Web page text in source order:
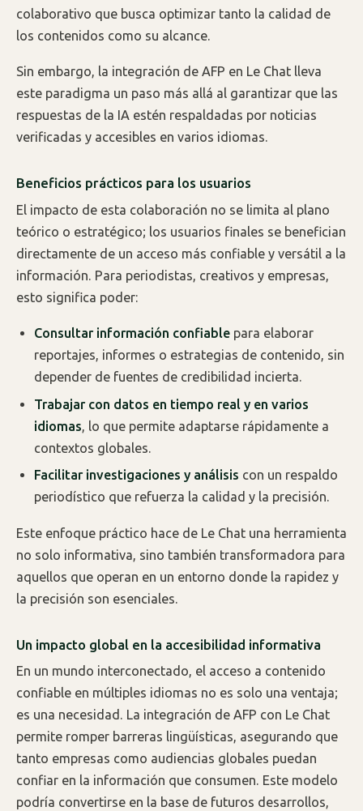
colaborativo que busca optimizar tanto la calidad de
los contenidos como su alcance.
Sin embargo, la integración de AFP en Le Chat lleva
este paradigma un paso más allá al garantizar que las
respuestas de la IA estén respaldadas por noticias
verificadas y accesibles en varios idiomas.
Beneficios prácticos para los usuarios
El impacto de esta colaboración no se limita al plano
teórico o estratégico; los usuarios finales se benefician
directamente de un acceso más confiable y versátil a la
información. Para periodistas, creativos y empresas,
esto significa poder:
Consultar información confiable para elaborar
reportajes, informes o estrategias de contenido, sin
depender de fuentes de credibilidad incierta.
Trabajar con datos en tiempo real y en varios
idiomas, lo que permite adaptarse rápidamente a
contextos globales.
Facilitar investigaciones y análisis con un respaldo
periodístico que refuerza la calidad y la precisión.
Este enfoque práctico hace de Le Chat una herramienta
no solo informativa, sino también transformadora para
aquellos que operan en un entorno donde la rapidez y
la precisión son esenciales.
Un impacto global en la accesibilidad informativa
En un mundo interconectado, el acceso a contenido
confiable en múltiples idiomas no es solo una ventaja;
es una necesidad. La integración de AFP con Le Chat
permite romper barreras lingüísticas, asegurando que
tanto empresas como audiencias globales puedan
confiar en la información que consumen. Este modelo
podría convertirse en la base de futuros desarrollos,